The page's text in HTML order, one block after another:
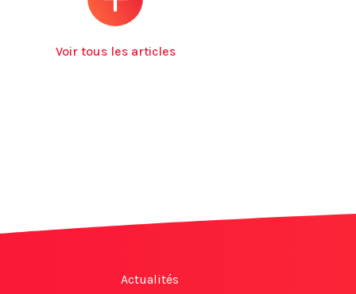
Voir tous les articles
Actualités